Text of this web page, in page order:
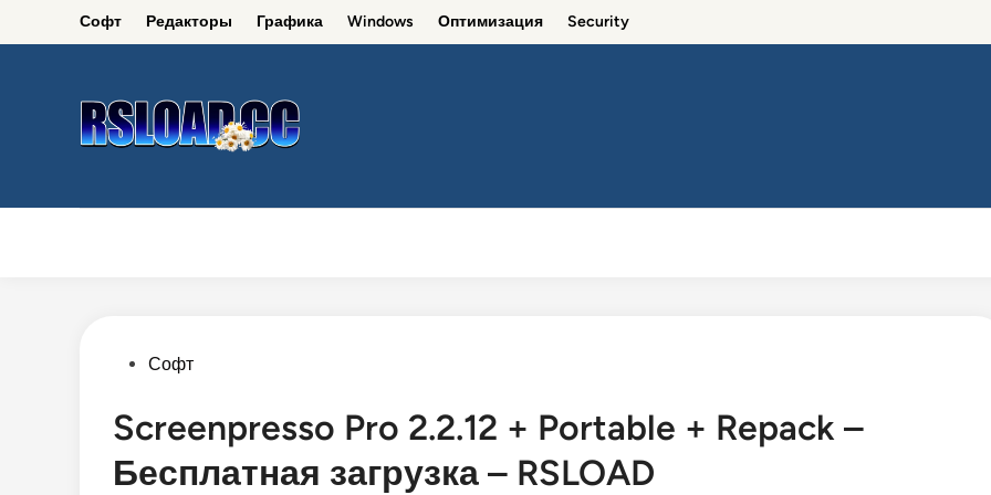
Софт Редакторы Графика Windows Оптимизация Security
PostedСофт
Screenpresso Pro 2.2.12 + Portable + Repack –
Бесплатная загрузка – RSLOAD